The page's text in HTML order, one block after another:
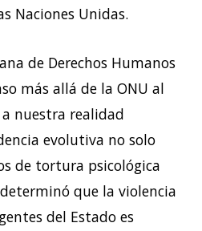
Naciones Unidas.
de Derechos Humanos
más allá de la ONU al
nuestra realidad
evolutiva no solo
de tortura psicológica
que la violencia
del Estado es